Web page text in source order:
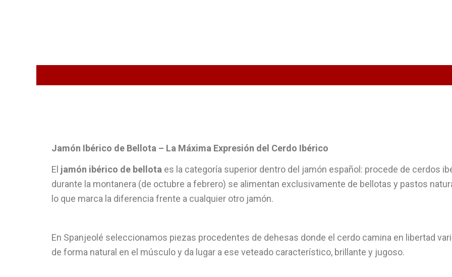
Jamón Ibérico de Bellota – La Máxima Expresión del Cerdo Ibérico
El jamón ibérico de bellota es la categoría superior dentro del jamón español: procede de cerdos
durante la montanera (de octubre a febrero) se alimentan exclusivamente de bellotas y pastos
lo que marca la diferencia frente a cualquier otro jamón.
En Spanjeolé seleccionamos piezas procedentes de dehesas donde el cerdo camina en libertad
de forma natural en el músculo y da lugar a ese veteado característico, brillante y jugoso.